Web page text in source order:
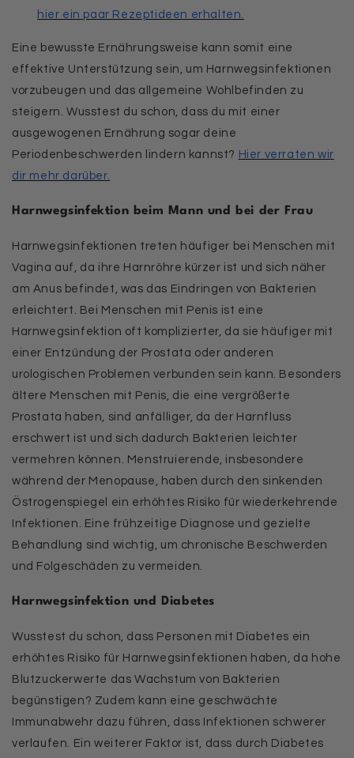
hier ein paar Rezeptideen erhalten.
Eine bewusste Ernährungsweise kann somit eine
effektive Unterstützung sein, um Harnwegsinfektionen
vorzubeugen und das allgemeine Wohlbefinden zu
steigern. Wusstest du schon, dass du mit einer
ausgewogenen Ernährung sogar deine
Periodenbeschwerden lindern kannst? Hier verraten wir
dir mehr darüber.
Harnwegsinfektion beim Mann und bei der Frau
Harnwegsinfektionen treten häufiger bei Menschen mit
Vagina auf, da ihre Harnröhre kürzer ist und sich näher
am Anus befindet, was das Eindringen von Bakterien
erleichtert. Bei Menschen mit Penis ist eine
Harnwegsinfektion oft komplizierter, da sie häufiger mit
einer Entzündung der Prostata oder anderen
urologischen Problemen verbunden sein kann. Besonders
ältere Menschen mit Penis, die eine vergrößerte
Prostata haben, sind anfälliger, da der Harnfluss
erschwert ist und sich dadurch Bakterien leichter
vermehren können. Menstruierende, insbesondere
während der Menopause, haben durch den sinkenden
Östrogenspiegel ein erhöhtes Risiko für wiederkehrende
Infektionen. Eine frühzeitige Diagnose und gezielte
Behandlung sind wichtig, um chronische Beschwerden
und Folgeschäden zu vermeiden.
Harnwegsinfektion und Diabetes
Wusstest du schon, dass Personen mit Diabetes ein
erhöhtes Risiko für Harnwegsinfektionen haben, da hohe
Blutzuckerwerte das Wachstum von Bakterien
begünstigen? Zudem kann eine geschwächte
Immunabwehr dazu führen, dass Infektionen schwerer
verlaufen. Ein weiterer Faktor ist, dass durch Diabetes